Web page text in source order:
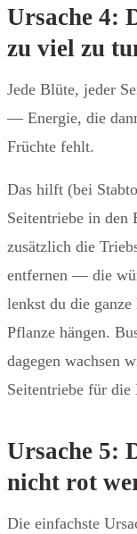
Ursache 4:
zu viel zu
Jede Blüte, jeder
— Energie, die
Früchte fehlt.
Das hilft (bei
Seitentriebe in den
zusätzlich die
entfernen — die
lenkst du die
Pflanze hängen.
dagegen wachsen
Seitentriebe für die
Ursache 5:
nicht rot
Die einfachste